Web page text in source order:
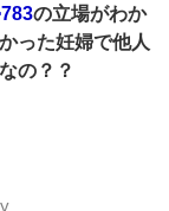
の立場がわか
った妊婦で他人
の？？